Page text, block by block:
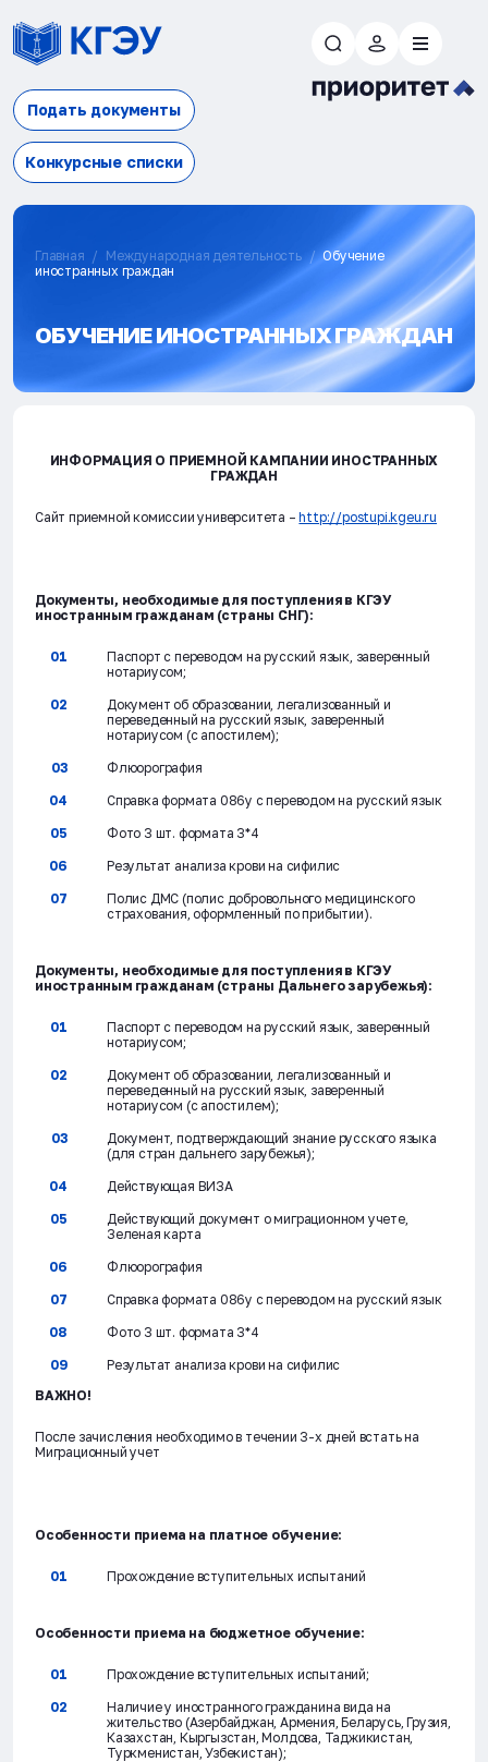
Подать документы
Конкурсные списки
Главная Международная деятельность
Обучение
иностранных граждан
ОБУЧЕНИЕ ИНОСТРАННЫХ ГРАЖДАН
ИНФОРМАЦИЯ О ПРИЕМНОЙ КАМПАНИИ ИНОСТРАННЫХ
ГРАЖДАН
Сайт приемной комиссии университета –http://postupi.kgeu.ru
Документы, необходимые для поступления в КГЭУ
иностранным гражданам (страны СНГ):
Паспорт с переводом на русский язык, заверенный
нотариусом;
Документ об образовании, легализованный и
переведенный на русский язык, заверенный
нотариусом (с апостилем);
Флюорография
Справка формата 086y с переводом на русский язык
Фото 3 шт. формата 3*4
Результат анализа крови на сифилис
Полис ДМС (полис добровольного медицинского
страхования, оформленный по прибытии).
Документы, необходимые для поступления в КГЭУ
иностранным гражданам (страны Дальнего зарубежья):
Паспорт с переводом на русский язык, заверенный
нотариусом;
Документ об образовании, легализованный и
переведенный на русский язык, заверенный
нотариусом (с апостилем);
Документ, подтверждающий знание русского языка
(для стран дальнего зарубежья);
Действующая ВИЗА
Действующий документ о миграционном учете,
Зеленая карта
Флюорография
Справка формата 086y с переводом на русский язык
Фото 3 шт. формата 3*4
Результат анализа крови на сифилис
ВАЖНО!
После зачисления необходимо в течении 3-х дней встать на
Миграционный учет
Особенности приема на платное обучение:
Прохождение вступительных испытаний
Особенности приема на бюджетное обучение:
Прохождение вступительных испытаний;
Наличие у иностранного гражданина вида на
жительство (Азербайджан, Армения, Беларусь, Грузия,
Казахстан, Кыргызстан, Молдова, Таджикистан,
Туркменистан, Узбекистан);